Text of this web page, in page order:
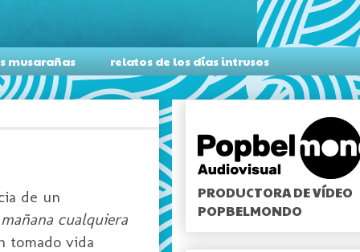
musarañas relatos de los días intrusos
de un
cualquiera
tomado vida
PRODUCTORA DE VÍDEO
POPBELMONDO